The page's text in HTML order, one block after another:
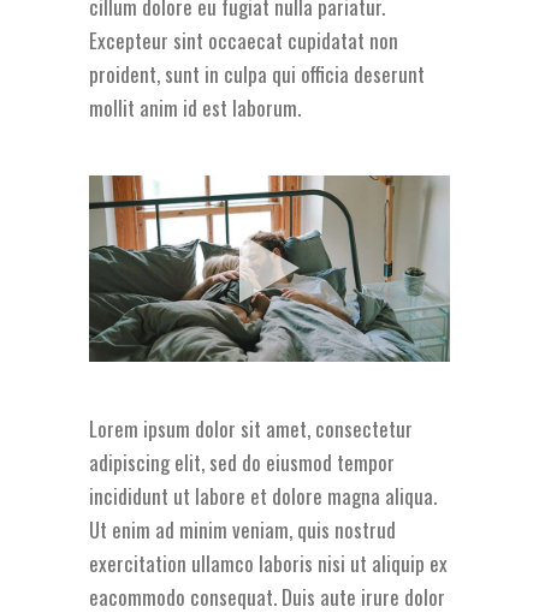
cillum dolore eu fugiat nulla pariatur.
Excepteur sint occaecat cupidatat non
proident, sunt in culpa qui officia deserunt
mollit anim id est laborum.
Lorem ipsum dolor sit amet, consectetur
adipiscing elit, sed do eiusmod tempor
incididunt ut labore et dolore magna aliqua.
Ut enim ad minim veniam, quis nostrud
exercitation ullamco laboris nisi ut aliquip ex
eacommodo consequat. Duis aute irure dolor